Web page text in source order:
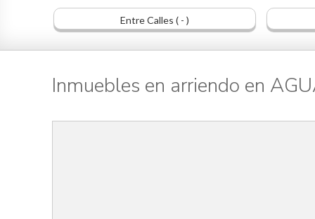
Entre Calles ( - )
Inmuebles en arriendo en